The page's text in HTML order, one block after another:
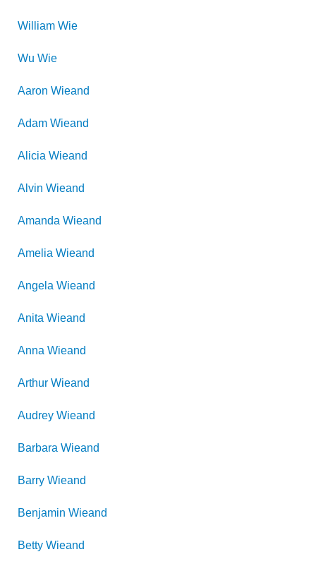
William Wie
Wu Wie
Aaron Wieand
Adam Wieand
Alicia Wieand
Alvin Wieand
Amanda Wieand
Amelia Wieand
Angela Wieand
Anita Wieand
Anna Wieand
Arthur Wieand
Audrey Wieand
Barbara Wieand
Barry Wieand
Benjamin Wieand
Betty Wieand